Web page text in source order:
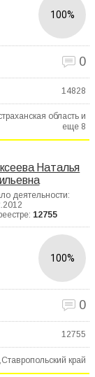
100%
0
14828
область и
еще 8
Наталья
деятельности:
12755
100%
0
12755
край